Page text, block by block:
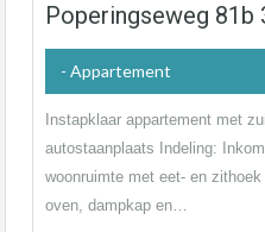
Poperingseweg 81b
- Appartement
Instapklaar appartement met
autostaanplaats Indeling:
woonruimte met eet- en
oven, dampkap en…